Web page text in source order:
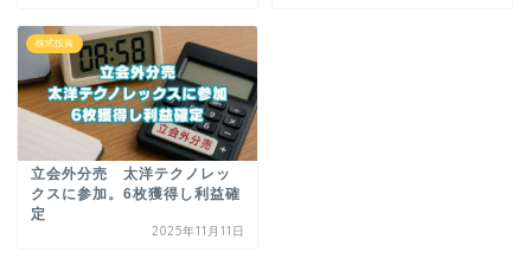
株式投資
立会外分売 太洋テクノレッ
クスに参加。6枚獲得し利益確
定
2025年11月11日